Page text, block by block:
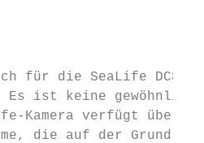
für die SeaLife DC800
Es ist keine
Kamera verfügt über
die auf der